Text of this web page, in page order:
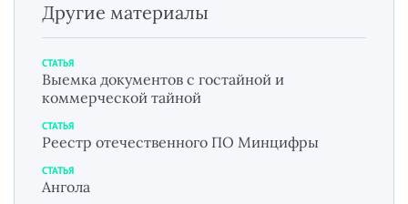
Другие материалы
СТАТЬЯ
Выемка документов с гостайной и
коммерческой тайной
СТАТЬЯ
Реестр отечественного ПО Минцифры
СТАТЬЯ
Ангола